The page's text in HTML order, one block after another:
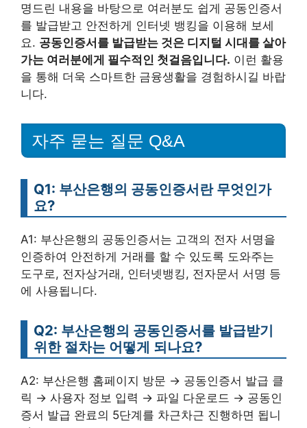
명드린 내용을 바탕으로 여러분도 쉽게 공동인증서
를 발급받고 안전하게 인터넷 뱅킹을 이용해 보세
요. 공동인증서를 발급받는 것은 디지털 시대를 살아
가는 여러분에게 필수적인 첫걸음입니다. 이런 활용
을 통해 더욱 스마트한 금융생활을 경험하시길 바랍
니다.
자주 묻는 질문 Q&A
Q1: 부산은행의 공동인증서란 무엇인가
요?
A1: 부산은행의 공동인증서는 고객의 전자 서명을
인증하여 안전하게 거래를 할 수 있도록 도와주는
도구로, 전자상거래, 인터넷뱅킹, 전자문서 서명 등
에 사용됩니다.
Q2: 부산은행의 공동인증서를 발급받기
위한 절차는 어떻게 되나요?
A2: 부산은행 홈페이지 방문 → 공동인증서 발급 클
릭 → 사용자 정보 입력 → 파일 다운로드 → 공동인
증서 발급 완료의 5단계를 차근차근 진행하면 됩니